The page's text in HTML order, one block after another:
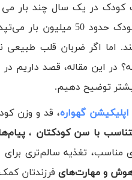
در یک سال چند بار می
زندگی کودک حدود
اما اگر ضربان قلب طبیعی
در این مقاله، قصد داریم
توضیح دهیم.
گهواره، قد و وزن
با سن کودکتان ،
مناسب، تغذیه سالم‌تری برای
و مهارت‌هایفرزندتان